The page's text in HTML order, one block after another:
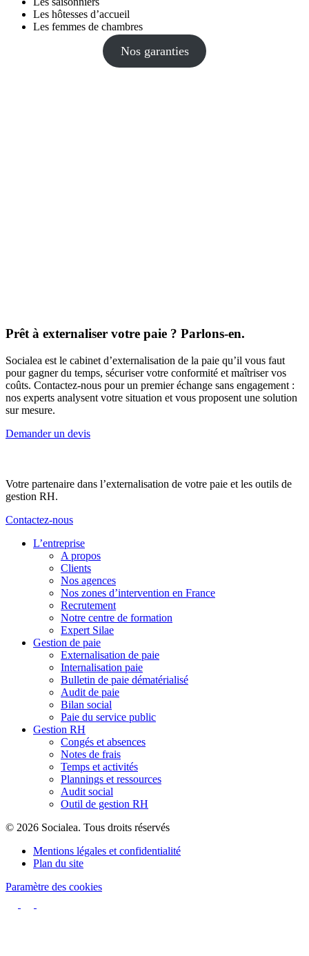
Les hôtesses d’accueil
Les femmes de chambres
Nos garanties
Prêt à externaliser votre paie ? Parlons-en.
Socialea est le cabinet d’externalisation de la paie qu’il vous faut
pour gagner du temps, sécuriser votre conformité et maîtriser vos
coûts. Contactez-nous pour un premier échange sans engagement :
nos experts analysent votre situation et vous proposent une solution
sur mesure.
Demander un devis
Votre partenaire dans l’externalisation de votre paie et les outils de
gestion RH.
Contactez-nous
L’entreprise
A propos
Clients
Nos agences
Nos zones d’intervention en France
Recrutement
Notre centre de formation
Expert Silae
Gestion de paie
Externalisation de paie
Internalisation paie
Bulletin de paie dématérialisé
Audit de paie
Bilan social
Paie du service public
Gestion RH
Congés et absences
Notes de frais
Temps et activités
Plannings et ressources
Audit social
Outil de gestion RH
© 2026 Socialea. Tous droits réservés
Mentions légales et confidentialité
Plan du site
Paramètre des cookies